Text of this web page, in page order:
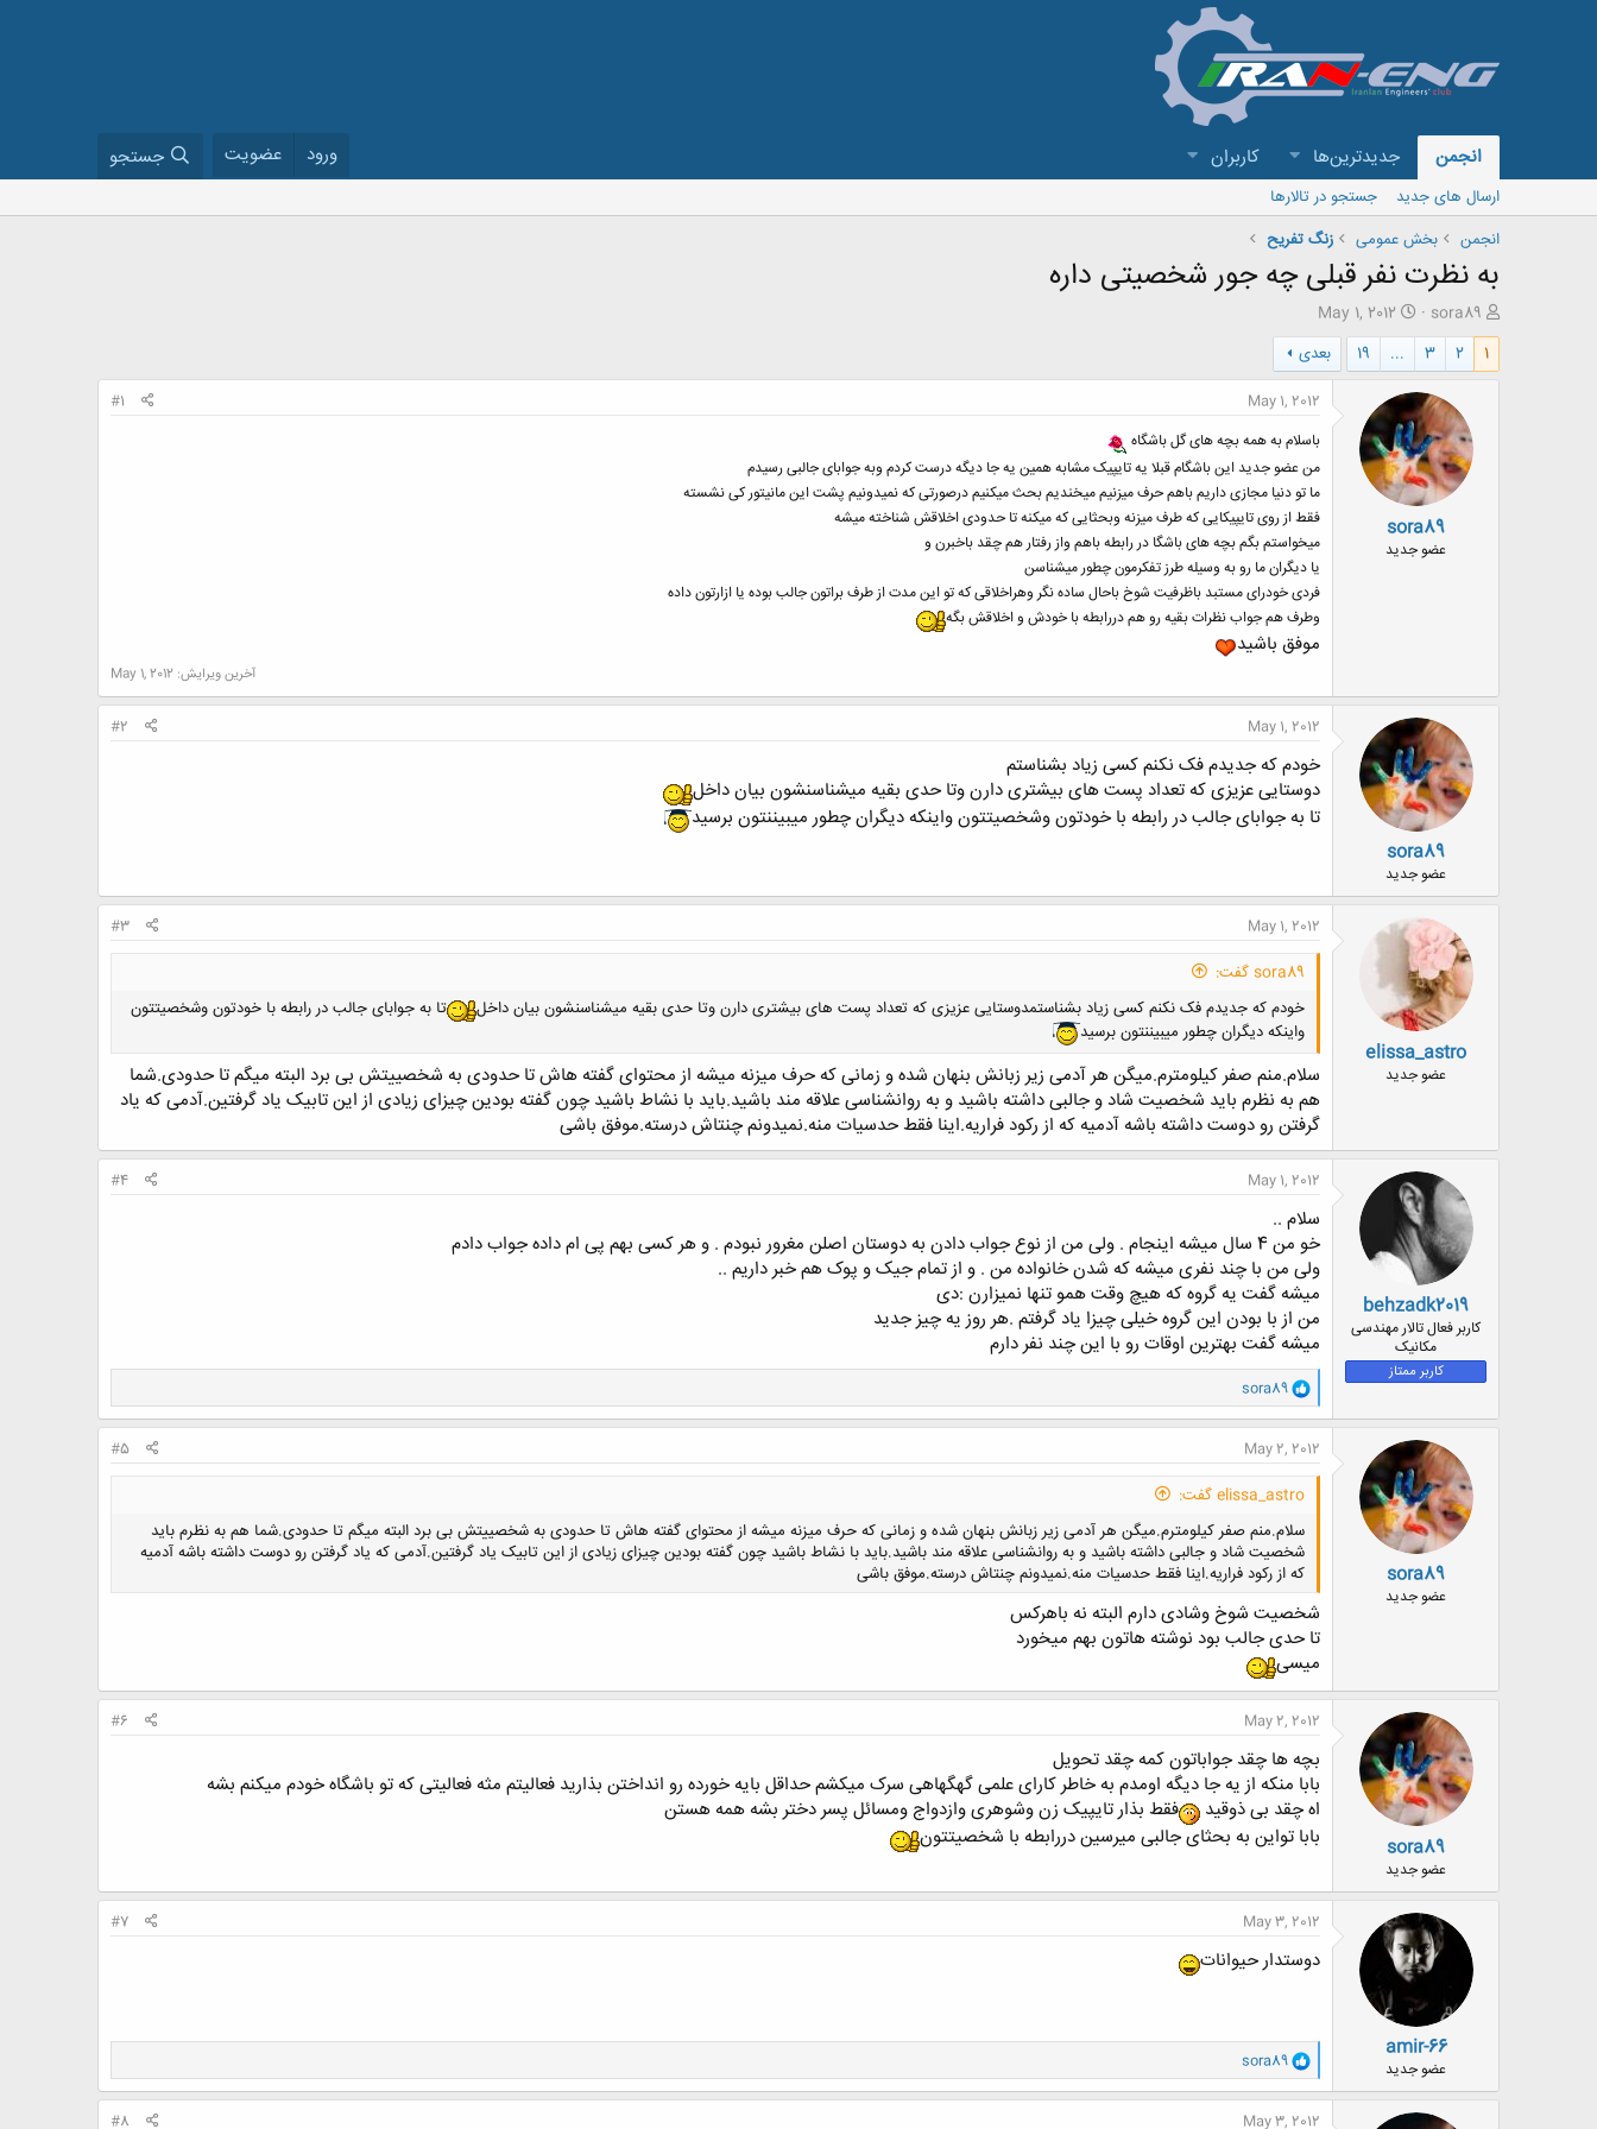
انجمن جدیدترین‌ها کاربران ورود عضویت جستجو
ارسال های جدید
جستجو در تالارها
انجمن
بخش عمومی زنگ تفريح
به نظرت نفر قبلی چه جور شخصیتی داره
ش
ر
ع
sora89
ت
ا
ر
ی
خ
ش
ر
و
ع
May 1, 2012
1
2
3
...
19 بعدی
sora89
عضو جدید
May 1, 2012
#1
باسلام به همه بچه های گل باشگاه
من عضو جدید این باشگام قبلا یه تایپیک مشابه همین یه جا دیگه درست کردم وبه جوابای جالبی رسیدم
ما تو دنیا مجازی داریم باهم حرف میزنیم میخندیم بحث میکنیم درصورتی که نمیدونیم پشت این مانیتور کی نشسته
فقط از روی تایپیکایی که طرف میزنه وبحثایی که میکنه تا حدودی اخلاقش شناخته میشه
میخواستم بگم بچه های باشگا در رابطه باهم واز رفتار هم چقد باخبرن و
یا دیگران ما رو به وسیله طرز تفکرمون چطور میشناسن
فردی خودرای مستبد باظرفیت شوخ باحال ساده نگر وهراخلاقی که تو این مدت از طرف براتون جالب بوده یا ازارتون داده
وطرف هم جواب نظرات بقیه رو هم دررابطه با خودش و اخلاقش بگه
موفق باشید
آخرین ویرایش: May 1, 2012
sora89
عضو جدید
May 1, 2012
#2
خودم که جدیدم فک نکنم کسی زیاد بشناستم
دوستایی عزیزی که تعداد پست های بیشتری دارن وتا حدی بقیه میشناسنشون بیان داخل
تا به جوابای جالب در رابطه با خودتون وشخصیتتون واینکه دیگران چطور میبیننتون برسید
elissa_astro
عضو جدید
May 1, 2012
#3
sora89 گفت:
خودم که جدیدم فک نکنم کسی زیاد بشناستمدوستایی عزیزی که تعداد پست های بیشتری دارن وتا حدی بقیه میشناسنشون بیان داخل
تا به جوابای جالب در رابطه با خودتون وشخصیتتون
واینکه دیگران چطور میبیننتون برسید
سلام.منم صفر کیلومترم.میگن هر آدمی زیر زبانش بنهان شده و زمانی که حرف میزنه میشه از محتوای گفته هاش تا حدودی به شخصییتش بی برد البته میگم تا حدودی.شما
هم به نظرم باید شخصیت شاد و جالبی داشته باشید و به روانشناسی علاقه مند باشید.باید با نشاط باشید چون گفته بودین چیزای زیادی از این تابیک یاد گرفتین.آدمی که یاد
گرفتن رو دوست داشته باشه آدمیه که از رکود فراریه.اینا فقط حدسیات منه.نمیدونم چنتاش درسته.موفق باشی
behzadk2019
کاربر فعال تالار مهندسی
مکانیک
کاربر ممتاز
May 1, 2012
#4
سلام ..
خو من 4 سال میشه اینجام . ولی من از نوع جواب دادن به دوستان اصلن مغرور نبودم . و هر کسی بهم پی ام داده جواب دادم
ولی من با چند نفری میشه که شدن خانواده من . و از تمام جیک و پوک هم خبر داریم ..
میشه گفت یه گروه که هیچ وقت همو تنها نمیزارن :دی
من از با بودن این گروه خیلی چیزا یاد گرفتم .هر روز یه چیز جدید
میشه گفت بهترین اوقات رو با این چند نفر دارم
و
ا
ک
ش
ا
sora89
sora89
عضو جدید
May 2, 2012
#5
elissa_astro گفت:
سلام.منم صفر کیلومترم.میگن هر آدمی زیر زبانش بنهان شده و زمانی که حرف میزنه میشه از محتوای گفته هاش تا حدودی به شخصییتش بی برد البته میگم تا حدودی.شما هم به نظرم باید
شخصیت شاد و جالبی داشته باشید و به روانشناسی علاقه مند باشید.باید با نشاط باشید چون گفته بودین چیزای زیادی از این تابیک یاد گرفتین.آدمی که یاد گرفتن رو دوست داشته باشه آدمیه
که از رکود فراریه.اینا فقط حدسیات منه.نمیدونم چنتاش درسته.موفق باشی
کلیک کنید تا باز شود...
شخصیت شوخ وشادی دارم البته نه باهرکس
تا حدی جالب بود نوشته هاتون بهم میخورد
میسی
sora89
عضو جدید
May 2, 2012
#6
بچه ها چقد جواباتون کمه چقد تحویل
بابا منکه از یه جا دیگه اومدم به خاطر کارای علمی گهگهاهی سرک میکشم حداقل بایه خورده رو انداختن بذارید فعالیتم مثه فعالیتی که تو باشگاه خودم میکنم بشه
اه چقد بی ذوقید
فقط بذار تایپیک زن وشوهری وازدواج ومسائل پسر دختر بشه همه هستن
بابا تواین به بحثای جالبی میرسین دررابطه با شخصیتتون
amir-66
عضو جدید
May 3, 2012
#7
دوستدار حیوانات
و
ا
ک
sora89
May 3, 2012
#8